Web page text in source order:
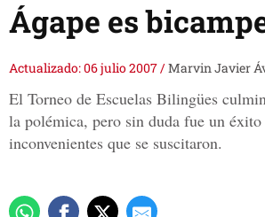
Ágape es
Actualizado: 06 julio 2007/Marvin Javier
El Torneo de Escuelas Bilingües
la polémica, pero sin duda fue un éxito
inconvenientes que se suscitaron.